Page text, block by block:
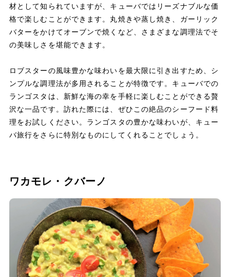
材として知られていますが、キューバではリーズナブルな価
格で楽しむことができます。丸焼きや蒸し焼き、ガーリック
バターをかけてオーブンで焼くなど、さまざまな調理法でそ
の美味しさを堪能できます。
ロブスターの風味豊かな味わいを最大限に引き出すため、シ
ンプルな調理法が多用されることが特徴です。キューバでの
ランゴスタは、新鮮な海の幸を手軽に楽しむことができる贅
沢な一品です。訪れた際には、ぜひこの絶品のシーフード料
理をお試しください。ランゴスタの豊かな味わいが、キュー
バ旅行をさらに特別なものにしてくれることでしょう。
ワカモレ・クバーノ